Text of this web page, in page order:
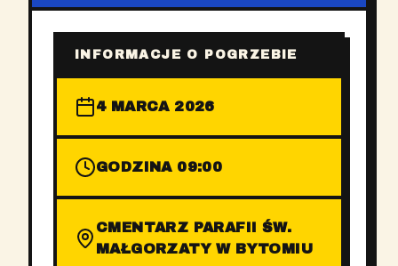
INFORMACJE O POGRZEBIE
4 MARCA 2026
GODZINA 09:00
CMENTARZ PARAFII ŚW.
MAŁGORZATY W BYTOMIU